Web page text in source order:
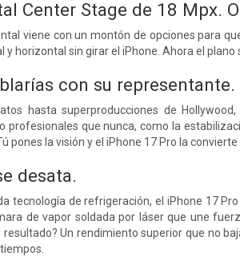
Center Stage de 18 Mpx.
viene con un montón de opciones para
y horizontal sin girar el iPhone. Ahora el
con su representante.
hasta superproducciones de
profesionales que nunca, como la
pones la visión y el iPhone 17 Pro la convierte
desata.
tecnología de refrigeración, el iPhone 17
de vapor soldada por láser que une
resultado? Un rendimiento superior que no